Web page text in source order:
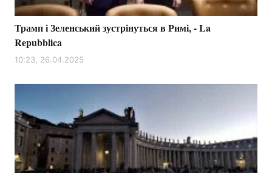
Трамп і Зеленський зустрінуться в Римі, - La
Repubblica
10:23, 26.04.2025